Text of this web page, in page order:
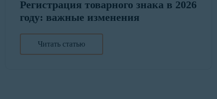
Регистрация товарного знака в 2026
году: важные изменения
Читать статью